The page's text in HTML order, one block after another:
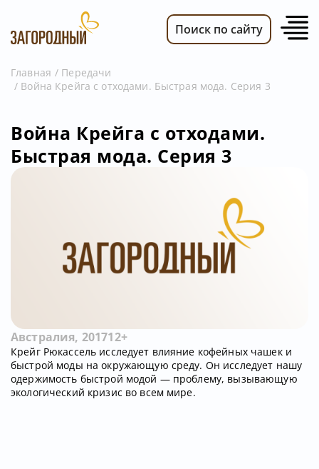
ВИДЕО
ПЕРЕДАЧИ
ТЕЛЕПРОГРАММА
РЕКЛАМОДАТЕЛЯМ
Поиск по сайту
Главная
Передачи
Война Крейга с отходами. Быстрая мода. Серия 3
Война Крейга с отходами.
Быстрая мода. Серия 3
Австралия, 201712+
Крейг Рюкассель исследует влияние кофейных чашек и
быстрой моды на окружающую среду. Он исследует нашу
одержимость быстрой модой — проблему, вызывающую
экологический кризис во всем мире.